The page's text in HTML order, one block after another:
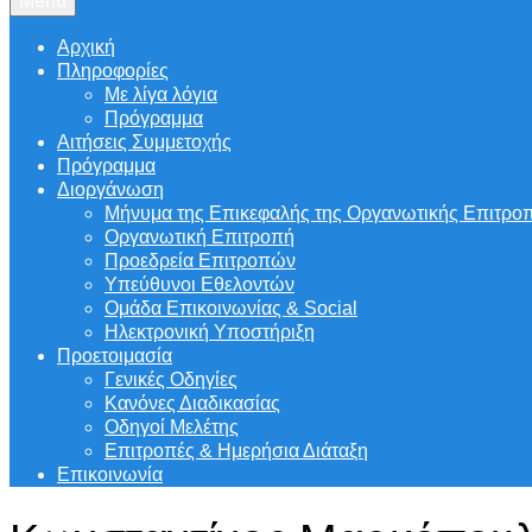
Αρχική
Πληροφορίες
Με λίγα λόγια
Πρόγραμμα
Αιτήσεις Συμμετοχής
Πρόγραμμα
Διοργάνωση
Μήνυμα της Επικεφαλής της Οργανωτικής
Οργανωτική Επιτροπή
Προεδρεία Επιτροπών
Υπεύθυνοι Εθελοντών
Ομάδα Επικοινωνίας & Social
Ηλεκτρονική Υποστήριξη
Προετοιμασία
Γενικές Οδηγίες
Κανόνες Διαδικασίας
Οδηγοί Μελέτης
Επιτροπές & Ημερήσια Διάταξη
Επικοινωνία